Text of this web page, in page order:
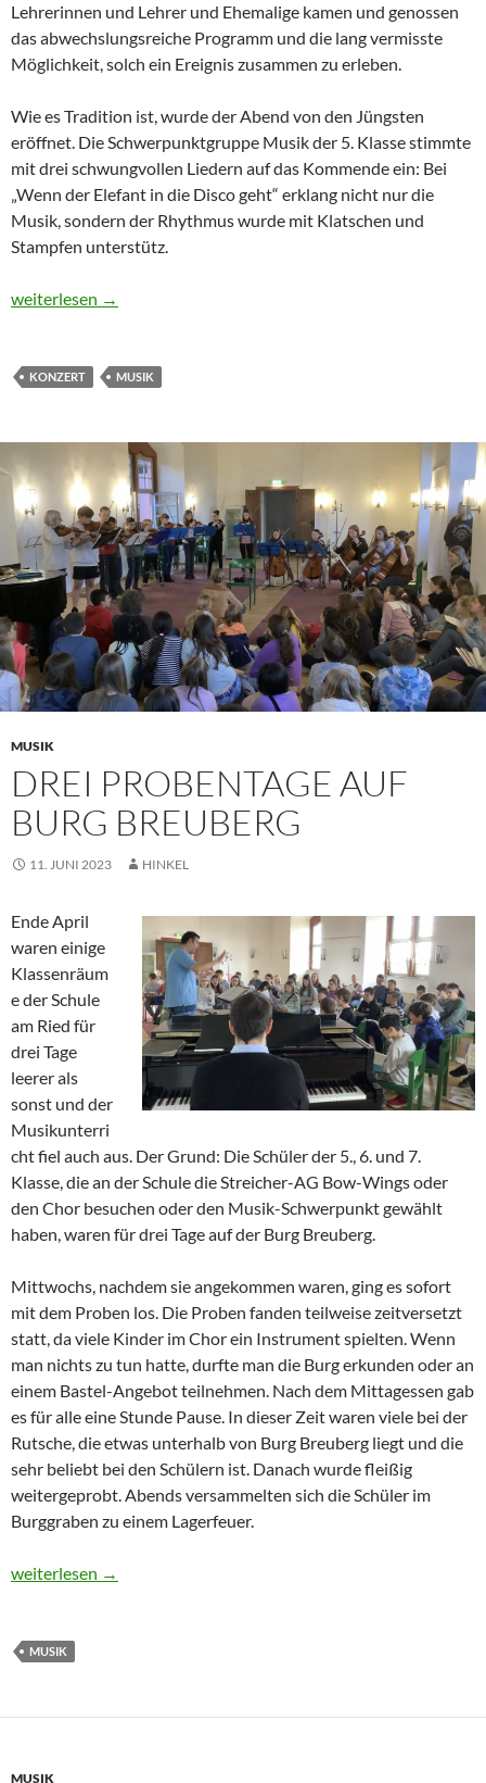
Lehrerinnen und Lehrer und Ehemalige kamen und genossen
das abwechslungsreiche Programm und die lang vermisste
Möglichkeit, solch ein Ereignis zusammen zu erleben.
Wie es Tradition ist, wurde der Abend von den Jüngsten
eröffnet. Die Schwerpunktgruppe Musik der 5. Klasse stimmte
mit drei schwungvollen Liedern auf das Kommende ein: Bei
„Wenn der Elefant in die Disco geht“ erklang nicht nur die
Musik, sondern der Rhythmus wurde mit Klatschen und
Stampfen unterstütz.
Sommerkonzert zum 50. Schuljubiläum
weiterlesen →
KONZERT MUSIK
MUSIK
DREI PROBENTAGE AUF
BURG BREUBERG
11. JUNI 2023 HINKEL
Ende April
waren einige
Klassenräum
e der Schule
am Ried für
drei Tage
leerer als
sonst und der
Musikunterri
cht fiel auch aus. Der Grund: Die Schüler der 5., 6. und 7.
Klasse, die an der Schule die Streicher-AG Bow-Wings oder
den Chor besuchen oder den Musik-Schwerpunkt gewählt
haben, waren für drei Tage auf der Burg Breuberg.
Mittwochs, nachdem sie angekommen waren, ging es sofort
mit dem Proben los. Die Proben fanden teilweise zeitversetzt
statt, da viele Kinder im Chor ein Instrument spielten. Wenn
man nichts zu tun hatte, durfte man die Burg erkunden oder an
einem Bastel-Angebot teilnehmen. Nach dem Mittagessen gab
es für alle eine Stunde Pause. In dieser Zeit waren viele bei der
Rutsche, die etwas unterhalb von Burg Breuberg liegt und die
sehr beliebt bei den Schülern ist. Danach wurde fleißig
weitergeprobt. Abends versammelten sich die Schüler im
Burggraben zu einem Lagerfeuer.
Drei Probentage auf Burg Breuberg
weiterlesen →
MUSIK
MUSIK